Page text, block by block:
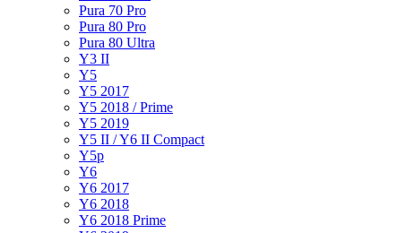
Pura 70 Pro
Pura 80 Pro
Pura 80 Ultra
Y3 II
Y5
Y5 2017
Y5 2018 / Prime
Y5 2019
Y5 II / Y6 II Compact
Y5p
Y6
Y6 2017
Y6 2018
Y6 2018 Prime